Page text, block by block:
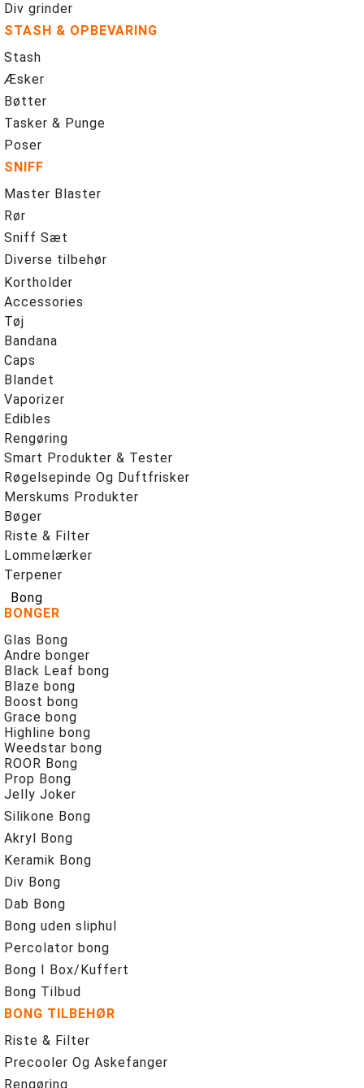
Div grinder
STASH & OPBEVARING
Stash
Æsker
Bøtter
Tasker & Punge
Poser
SNIFF
Master Blaster
Rør
Sniff Sæt
Diverse tilbehør
Kortholder
Accessories
Tøj
Bandana
Caps
Blandet
Vaporizer
Edibles
Rengøring
Smart Produkter & Tester
Røgelsepinde Og Duftfrisker
Merskums Produkter
Bøger
Riste & Filter
Lommelærker
Terpener
Bong
BONGER
Glas Bong
Andre bonger
Black Leaf bong
Blaze bong
Boost bong
Grace bong
Highline bong
Weedstar bong
ROOR Bong
Prop Bong
Jelly Joker
Silikone Bong
Akryl Bong
Keramik Bong
Div Bong
Dab Bong
Bong uden sliphul
Percolator bong
Bong I Box/Kuffert
Bong Tilbud
BONG TILBEHØR
Riste & Filter
Precooler Og Askefanger
Rengøring